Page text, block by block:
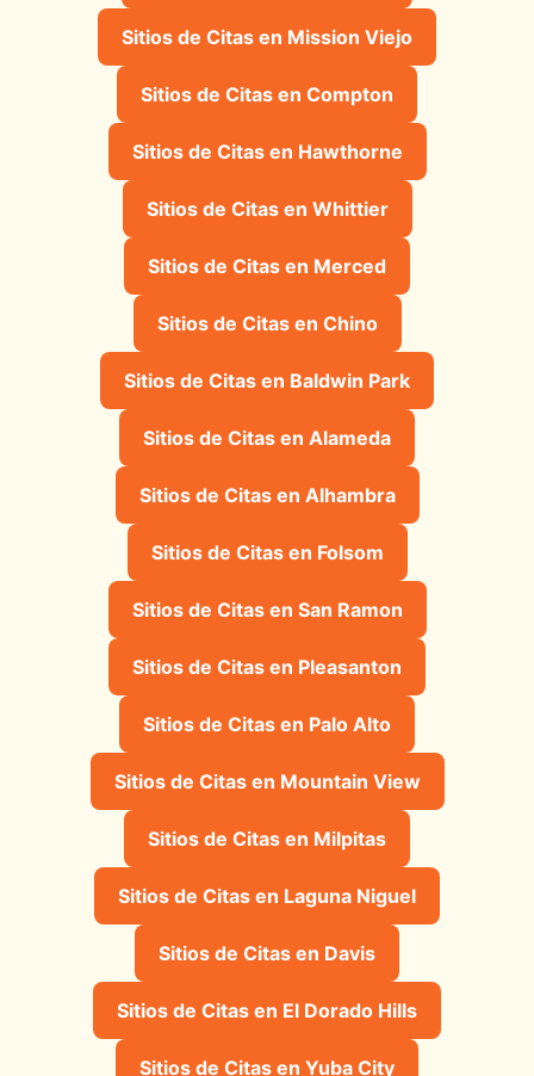
Sitios de Citas en Mission Viejo
Sitios de Citas en Compton
Sitios de Citas en Hawthorne
Sitios de Citas en Whittier
Sitios de Citas en Merced
Sitios de Citas en Chino
Sitios de Citas en Baldwin Park
Sitios de Citas en Alameda
Sitios de Citas en Alhambra
Sitios de Citas en Folsom
Sitios de Citas en San Ramon
Sitios de Citas en Pleasanton
Sitios de Citas en Palo Alto
Sitios de Citas en Mountain View
Sitios de Citas en Milpitas
Sitios de Citas en Laguna Niguel
Sitios de Citas en Davis
Sitios de Citas en El Dorado Hills
Sitios de Citas en Yuba City